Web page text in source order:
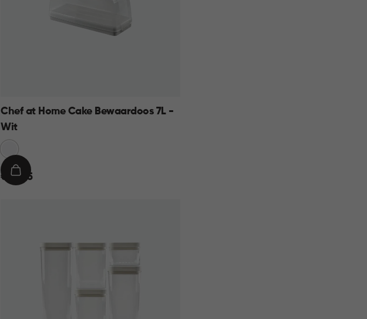
Chef at Home Cake Bewaardoos 7L -
Wit
Wit
€€ 10,95
IN